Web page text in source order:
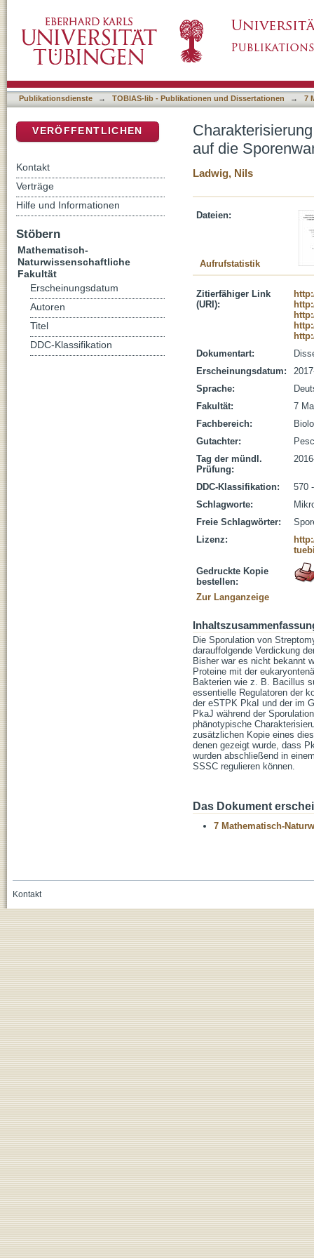
Sporenwandsynthese in Streptomyces
Publikationsdienste → TOBIAS-lib - Publikationen und Dissertationen → 7
auf die
Ladwig, Nils
Dateien:
Aufrufstatistik
Zitierfähiger Link
(URI):
Dokumentart:
Erscheinungsdatum:
Sprache:
Fakultät:
7
Fachbereich:
Gutachter:
Tag der mündl.
Prüfung:
DDC-Klassifikation:
570
Schlagworte:
Freie Schlagwörter:
Lizenz:
Gedruckte Kopie
bestellen:
Zur Langanzeige
Die Sporulation von
darauffolgende Verdickung
Bisher war es nicht bekannt
Proteine mit der
Bakterien wie z. B. Bacillus
essentielle Regulatoren der
der eSTPK PkaI und der im
PkaJ während der
phänotypische
zusätzlichen Kopie eines
denen gezeigt wurde, dass
wurden abschließend in
SSSC regulieren können.
Das Dokument
7 Mathematisch-
VERÖFFENTLICHEN
Kontakt
Verträge
Hilfe und Informationen
Stöbern
Mathematisch-
Naturwissenschaftliche
Fakultät
Erscheinungsdatum
Autoren
Titel
DDC-Klassifikation
Kontakt